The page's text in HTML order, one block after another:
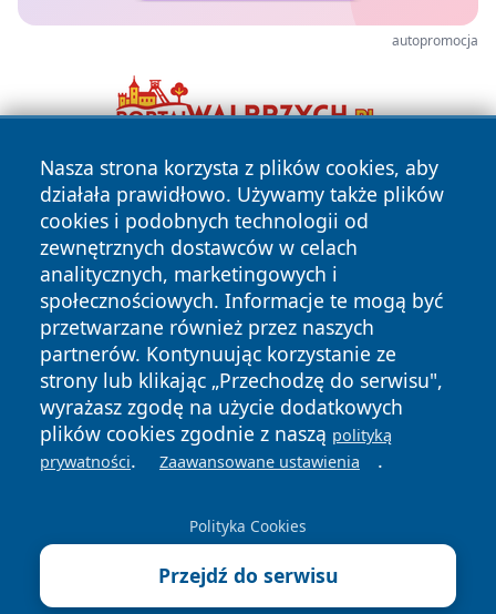
autopromocja
Nasza strona korzysta z plików cookies, aby
działała prawidłowo. Używamy także plików
cookies i podobnych technologii od
zewnętrznych dostawców w celach
analitycznych, marketingowych i
społecznościowych. Informacje te mogą być
przetwarzane również przez naszych
partnerów. Kontynuując korzystanie ze
strony lub klikając „Przechodzę do serwisu",
wyrażasz zgodę na użycie dodatkowych
plików cookies zgodnie z naszą polityką
prywatności. Zaawansowane ustawienia .
Polityka Cookies
Przejdź do serwisu
Copyright © 2026 myslowicki24.pl Wszystkie prawa
zastrzeżone.
News Autorzy
Polityka
Prywatności
Polityka
Cookies